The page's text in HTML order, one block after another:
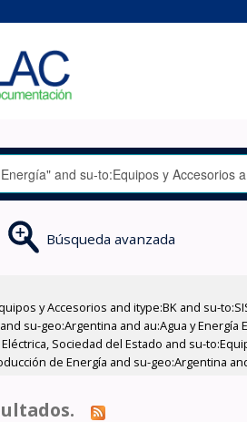
Búsqueda avanzada
y Accesorios and itype:BK and su-
su-geo:Argentina and au:Agua y Energía
Sociedad del Estado and su-
de Energía and su-geo:Argentina